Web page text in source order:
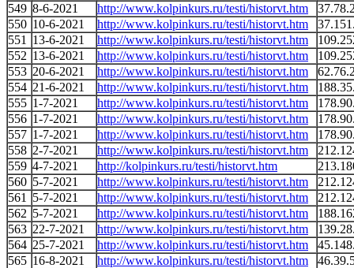
549 8-6-2021 http://www.kolpinkurs.ru/testi/historvt.htm
550 10-6-2021 http://www.kolpinkurs.ru/testi/historvt.htm
551
13-6-2021 http://www.kolpinkurs.ru/testi/historvt.htm
552 13-6-2021 http://www.kolpinkurs.ru/testi/historvt.htm
553 20-6-2021 http://www.kolpinkurs.ru/testi/historvt.htm
554 21-6-2021 http://www.kolpinkurs.ru/testi/historvt.htm
555 1-7-2021 http://www.kolpinkurs.ru/testi/historvt.htm
556 1-7-2021 http://www.kolpinkurs.ru/testi/historvt.htm
557 1-7-2021 http://www.kolpinkurs.ru/testi/historvt.htm
558 2-7-2021 http://www.kolpinkurs.ru/testi/historvt.htm
559 4-7-2021 http://kolpinkurs.ru/testi/historvt.htm
560 5-7-2021 http://www.kolpinkurs.ru/testi/historvt.htm
561
5-7-2021 http://www.kolpinkurs.ru/testi/historvt.htm
562 5-7-2021 http://www.kolpinkurs.ru/testi/historvt.htm
563 22-7-2021 http://www.kolpinkurs.ru/testi/historvt.htm
564 25-7-2021 http://www.kolpinkurs.ru/testi/historvt.htm
565 16-8-2021 http://www.kolpinkurs.ru/testi/historvt.htm